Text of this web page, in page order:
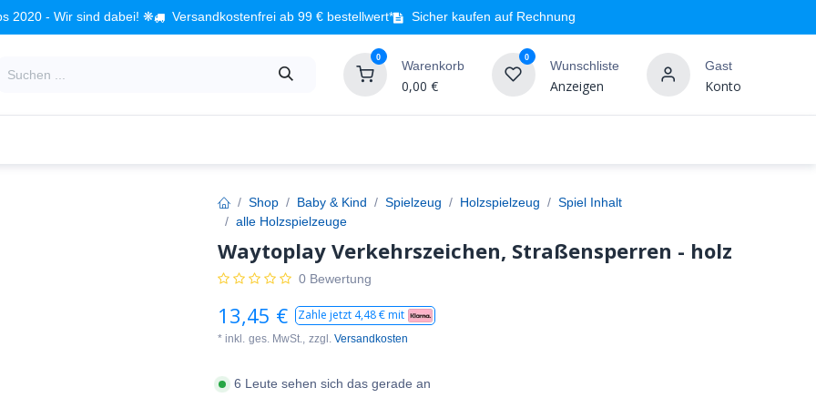
2020 - Wir sind dabei! ❋ Versandkostenfrei ab 99 € bestellwert* Sicher kaufen auf Rechnung
0
Warenkorb
0,00 €
0
Wunschliste
Anzeigen
Gast
Konto
Shop Baby & Kind Spielzeug Holzspielzeug
Spiel Inhalt
alle Holzspielzeuge
Waytoplay Verkehrszeichen, Straßensperren - holz
0 Bewertung
13,45 € Zahle jetzt 4,48€ mit
* inkl. ges. MwSt., zzgl. Versandkosten
6 Leute sehen sich das gerade an